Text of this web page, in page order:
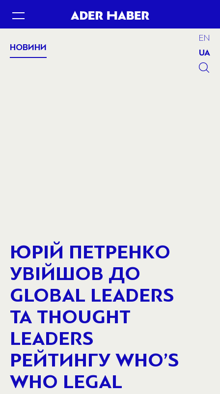
НОВИНИ
ЮРІЙ ПЕТРЕНКО
УВІЙШОВ ДО
GLOBAL LEADERS
ТА THOUGHT
LEADERS
РЕЙТИНГУ WHO’S
WHO LEGAL
EN
UA